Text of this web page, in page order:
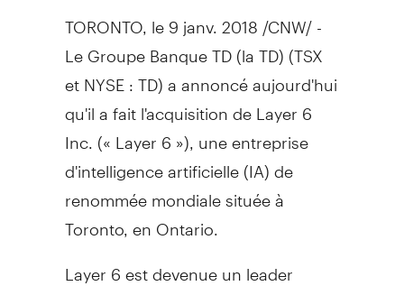
TORONTO, le 9 janv. 2018 /CNW/ -
Le Groupe Banque TD(la TD) (TSX
et NYSE : TD) a annoncé aujourd'hui
qu'il a fait l'acquisition de Layer 6
Inc. (« Layer 6 »), une entreprise
d'intelligence artificielle (IA) de
renommée mondiale située à
Toronto, enOntario
Layer 6 est devenue un leader